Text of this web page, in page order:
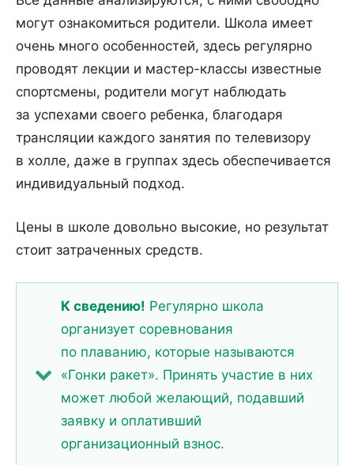
могут ознакомиться родители. Школа имеет
очень много особенностей, здесь регулярно
проводят лекции и мастер-классы известные
спортсмены, родители могут наблюдать
за успехами своего ребенка, благодаря
трансляции каждого занятия по телевизору
в холле, даже в группах здесь обеспечивается
индивидуальный подход.
Цены в школе довольно высокие, но результат
стоит затраченных средств.
К сведению! Регулярно школа
организует соревнования
по плаванию, которые называются
«Гонки ракет». Принять участие в них
может любой желающий, подавший
заявку и оплативший
организационный взнос.